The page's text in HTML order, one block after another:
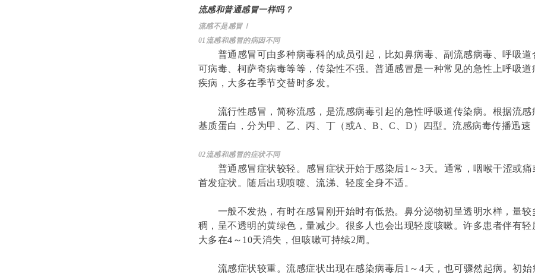
流感和普通感冒一样吗？
流感不是感冒！
01 流感和感冒的病因不同
普通感冒可由多种病毒科的成员引起，比如鼻病毒、副流感病毒、呼吸道
可病毒、柯萨奇病毒等等，传染性不强。普通感冒是一种常见的急性上呼吸道
疾病，大多在季节交替时多发。
流行性感冒，简称流感，是流感病毒引起的急性呼吸道传染病。根据流感
基质蛋白，分为甲、乙、丙、丁（或A、B、C、D）四型。流感病毒传播迅速
02流感和感冒的症状不同
普通感冒症状较轻。 感冒症状开始于感染后1～3天。通常，咽喉干涩或痛
首发症状。随后出现喷嚏、流涕、轻度全身不适。
一般不发热，有时在感冒刚开始时有低热。鼻分泌物初呈透明水样，量较
稠，呈不透明的黄绿色，量减少。很多人也会出现轻度咳嗽。许多患者伴有轻
大多在4～10天消失，但咳嗽可持续2周。
流感症状较重。流感症状出现在感染病毒后1～4天，也可骤然起病。初